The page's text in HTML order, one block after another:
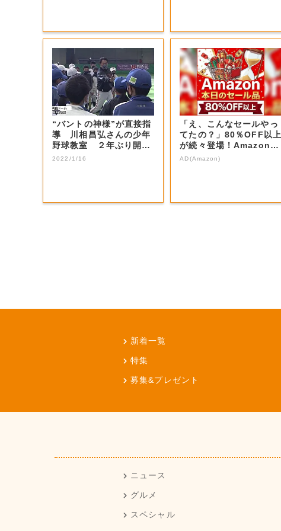
“バントの神様”が直接指
導 川相昌弘さんの少年
野球教室 ２年ぶり開催
【岡山・岡山...
2022/1/16
「え、こんなセールやっ
てたの？」80％OFF以上
が続々登場！Amazonの
本気が...
AD(Amazon)
新着一覧
特集
募集&プレゼント
ニュース
グルメ
スペシャル